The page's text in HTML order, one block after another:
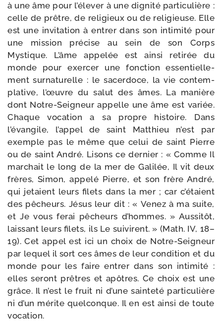
à une âme pour l’élever à une digni­té par­ti­cu­lière :
celle de prêtre, de reli­gieux ou de reli­gieuse. Elle
est une invi­ta­tion à entrer dans son inti­mi­té pour
une mis­sion pré­cise au sein de son Corps
Mystique. L’âme appe­lée est ain­si reti­rée du
monde pour exer­cer une fonc­tion essen­tiel­le­
ment sur­na­tu­relle : le sacer­doce, la vie contem­
pla­tive, l’œuvre du salut des âmes. La manière
dont Notre-​Seigneur appelle une âme est variée.
Chaque voca­tion a sa propre his­toire. Dans
l’évangile, l’appel de saint Matthieu n’est par
exemple pas le même que celui de saint Pierre
ou de saint André. Lisons ce der­nier : « Comme Il
mar­chait le long de la mer de Galilée, Il vit deux
frères, Simon, appe­lé Pierre, et son frère André,
qui jetaient leurs filets dans la mer ; car c’étaient
des pêcheurs. Jésus leur dit : « Venez à ma suite,
et Je vous ferai pêcheurs d’hommes. » Aussitôt,
lais­sant leurs filets, ils Le sui­virent. » (Math. IV, 18–
19). Cet appel est ici un choix de Notre-​Seigneur
par lequel il sort ces âmes de leur condi­tion et du
monde pour les faire entrer dans son inti­mi­té :
elles seront prêtres et apôtres. Ce choix est une
grâce. Il n’est le fruit ni d’une sain­te­té par­ti­cu­lière
ni d’un mérite quel­conque. Il en est ain­si de toute
vocation.